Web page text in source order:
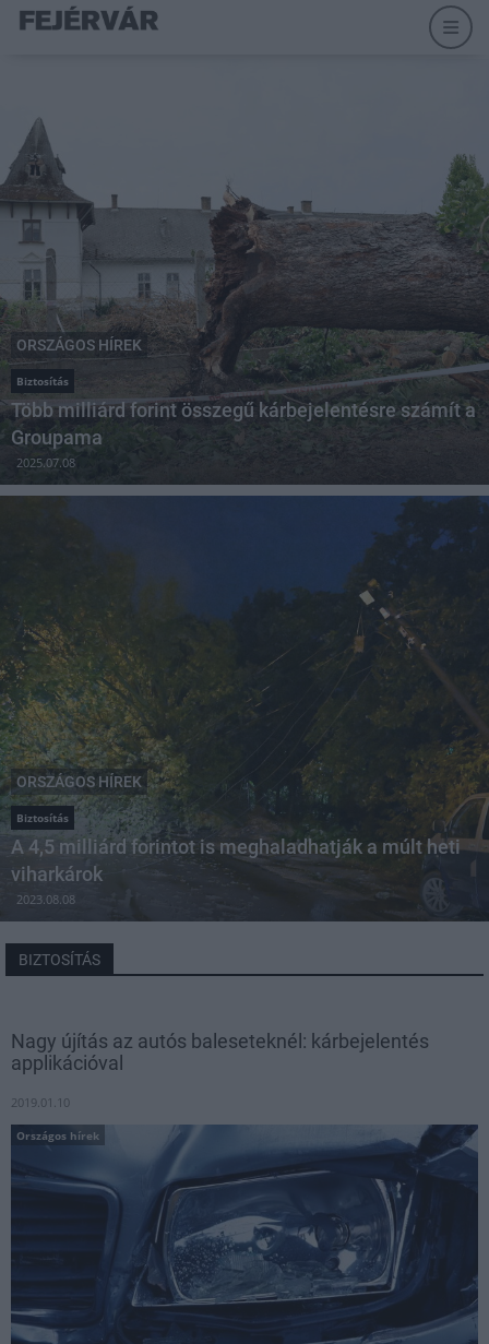
ORSZÁGOS HÍREK
Biztosítás
Több milliárd forint összegű kárbejelentésre számít a
Groupama
2025.07.08
ORSZÁGOS HÍREK
Biztosítás
A 4,5 milliárd forintot is meghaladhatják a múlt heti
viharkárok
2023.08.08
BIZTOSÍTÁS
Nagy újítás az autós baleseteknél: kárbejelentés
applikációval
2019.01.10
Országos hírek